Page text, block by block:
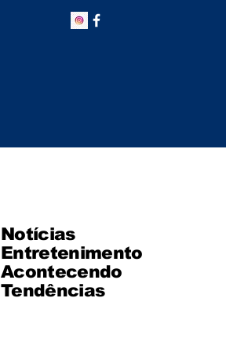
Notícias
Entretenimento
Acontecendo
Tendências